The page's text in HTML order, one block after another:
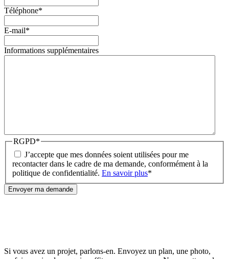
Téléphone*
E-mail*
Informations supplémentaires
RGPD*
J’accepte que mes données soient utilisées pour me
recontacter dans le cadre de ma demande, conformément à la
politique de confidentialité. En savoir plus*
Si vous avez un projet, parlons-en. Envoyez un plan, une photo,